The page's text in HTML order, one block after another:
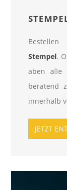
Stempel.
aben alle
beratend
innerhalb
JETZT